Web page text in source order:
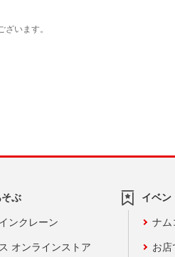
ぶ
ンクレーン
オンラインストア
イベン
ナム
お店